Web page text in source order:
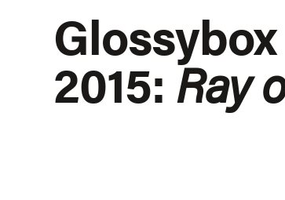
2015: Ray